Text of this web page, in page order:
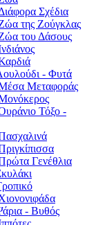
Σχέδια
της Ζούγκλας
του Δάσους
- Φυτά
Μεταφοράς
Τόξο -
Γενέθλια
- Βυθός